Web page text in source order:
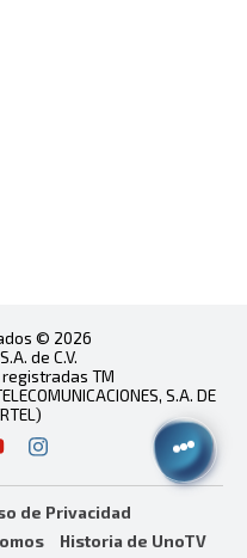
© 2026
de C.V.
TM
S.A. DE
de Privacidad
Historia de UnoTV